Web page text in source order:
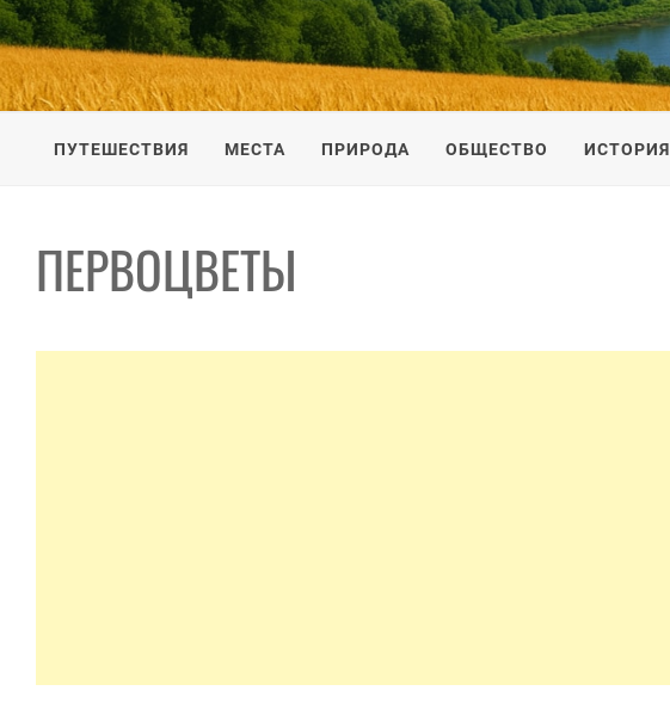
UKRAINE-IS
ПУТЕШЕСТВИЕ ПО УКРАИНЕ
ПУТЕШЕСТВИЯ МЕСТА ПРИРОДА ОБЩЕСТВО ИСТОРИЯ
ПЕРВОЦВЕТЫ